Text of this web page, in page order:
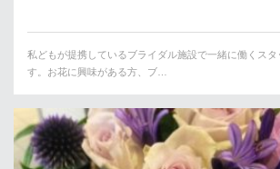
私どもが提携しているブライダル施設で一緒に働くスタ
す。お花に興味がある方、ブ…